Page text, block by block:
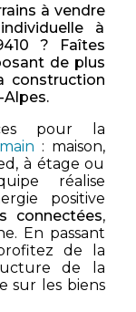
à vendre
à
? Faîtes
de plus
construction
pour la
: maison,
à étage ou
réalise
positive
connectées,
En passant
de la
de la
sur les biens